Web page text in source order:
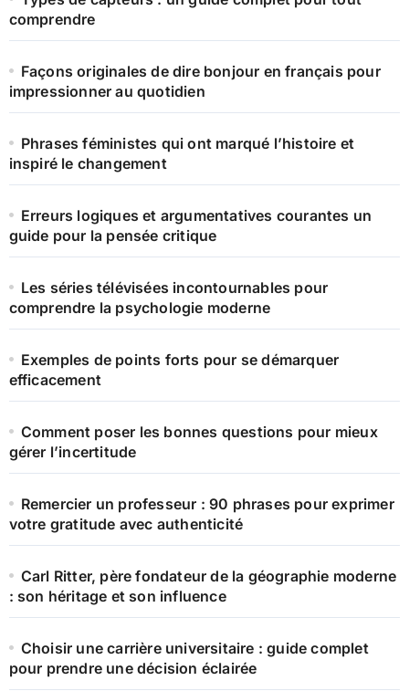
comprendre
Façons originales de dire bonjour en français pour
impressionner au quotidien
Phrases féministes qui ont marqué l’histoire et
inspiré le changement
Erreurs logiques et argumentatives courantes un
guide pour la pensée critique
Les séries télévisées incontournables pour
comprendre la psychologie moderne
Exemples de points forts pour se démarquer
efficacement
Comment poser les bonnes questions pour mieux
gérer l’incertitude
Remercier un professeur : 90 phrases pour exprimer
votre gratitude avec authenticité
Carl Ritter, père fondateur de la géographie moderne
: son héritage et son influence
Choisir une carrière universitaire : guide complet
pour prendre une décision éclairée